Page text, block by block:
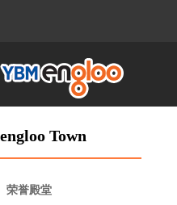
engloo Town
荣誉殿堂